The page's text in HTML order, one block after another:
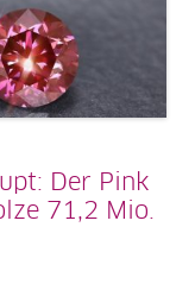
Der Pink
71,2 Mio.